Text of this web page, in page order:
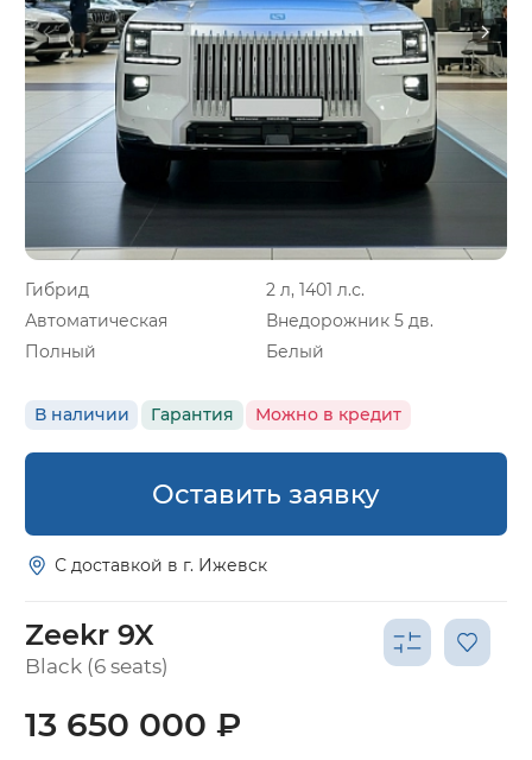
Гибрид
2 л, 1401 л.с.
Автоматическая
Внедорожник 5 дв.
Полный
Белый
В наличии Гарантия Можно в кредит
Оставить заявку
С доставкой в г. Ижевск
Zeekr 9X
Black (6 seats)
13 650 000 ₽